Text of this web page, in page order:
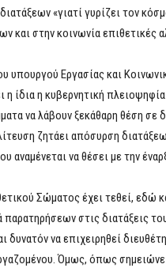
«γιατί γυρίζει τον
και στην κοινωνία επιθετικές
υπουργού Εργασίας και
η ίδια η κυβερνητική
να λάβουν ξεκάθαρη θέση σε
ζητάει απόσυρση
αναμένεται να θέσει με την
Σώματος έχει τεθεί, εδώ
παρατηρήσεων στις διατάξεις
δυνατόν να επιχειρηθεί
Όμως, όπως